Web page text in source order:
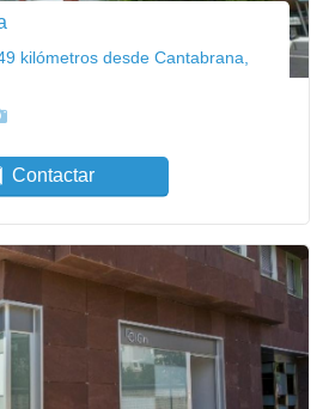
kilómetros desde Cantabrana,
Contactar